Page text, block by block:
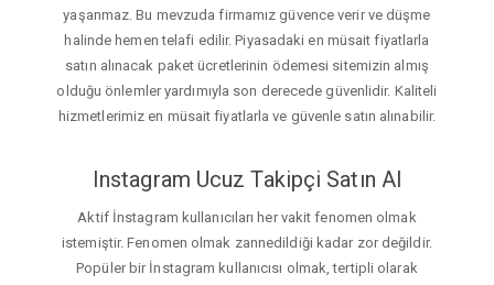
yaşanmaz. Bu mevzuda firmamız güvence verir ve düşme
halinde hemen telafi edilir. Piyasadaki en müsait fiyatlarla
satın alınacak paket ücretlerinin ödemesi sitemizin almış
olduğu önlemler yardımıyla son derecede güvenlidir. Kaliteli
hizmetlerimiz en müsait fiyatlarla ve güvenle satın alınabilir.
Instagram Ucuz Takipçi Satın Al
Aktif İnstagram kullanıcıları her vakit fenomen olmak
istemiştir. Fenomen olmak zannedildiği kadar zor değildir.
Popüler bir İnstagram kullanıcısı olmak, tertipli olarak